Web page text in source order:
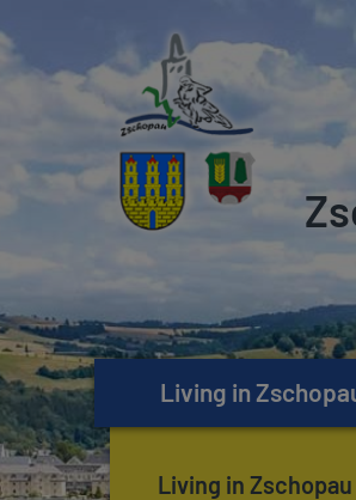
Living in
Living in Zschopau